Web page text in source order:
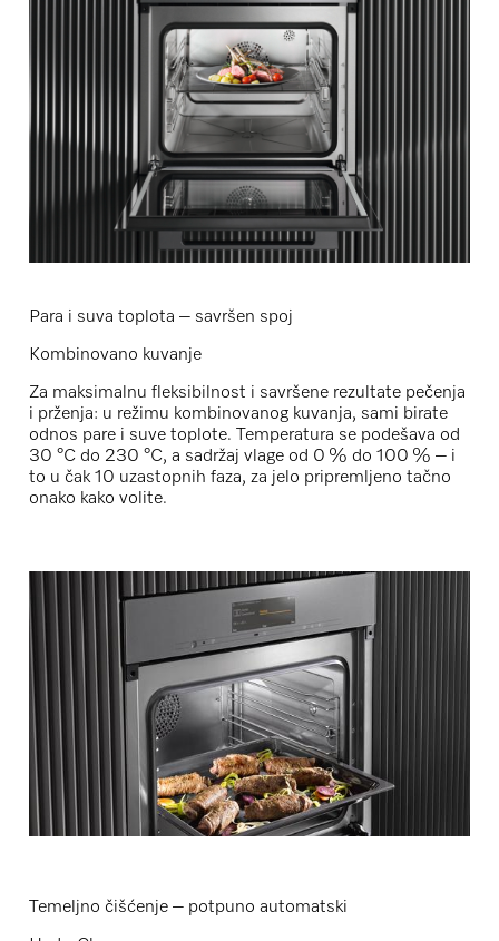
Para i suva toplota – savršen spoj
Kombinovano kuvanje
Za maksimalnu fleksibilnost i savršene rezultate pečenja
i prženja: u režimu kombinovanog kuvanja, sami birate
odnos pare i suve toplote. Temperatura se podešava od
30 °C do 230 °C, a sadržaj vlage od 0 % do 100 % – i
to u čak10 uzastopnih faza, za jelo pripremljeno tačno
onako kako volite.
Temeljno čišćenje – potpuno automatski